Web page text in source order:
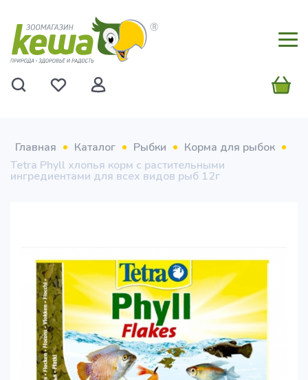
Главная Каталог Рыбки
Корма для рыбок
Tetra Phyll хлопья корм с растительными
ингредиентами для всех видов рыб 12г